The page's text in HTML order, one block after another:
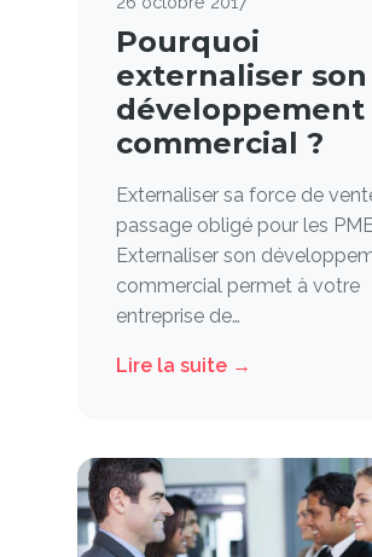
Pourquoi
externaliser son
développement
commercial ?
Externaliser sa force de
passage obligé pour les
Externaliser son
commercial permet à votre
entreprise de…
Lire la suite →